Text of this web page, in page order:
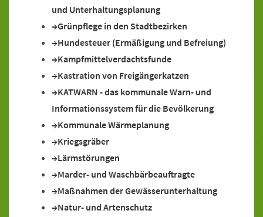
und Unterhaltungsplanung
Grünpflege in den Stadtbezirken
Hundesteuer (Ermäßigung und Befreiung)
Kampfmittelverdachtsfunde
Kastration von Freigängerkatzen
KATWARN - das kommunale Warn- und
Informationssystem für die Bevölkerung
Kommunale Wärmeplanung
Kriegsgräber
Lärmstörungen
Marder- und Waschbärbeauftragte
Maßnahmen der Gewässerunterhaltung
Natur- und Artenschutz